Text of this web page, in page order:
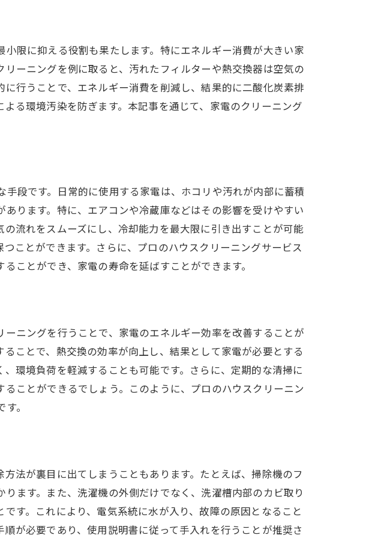
とは
夫
メリット
らす変化
イント
手法
グテクニック
扱い
限に抑える役割も果たします。特にエネルギー消費が大きい家
ーニングを例に取ると、汚れたフィルターや熱交換器は空気の
行うことで、エネルギー消費を削減し、結果的に二酸化炭素排
る環境汚染を防ぎます。本記事を通じて、家電のクリーニング
段です。日常的に使用する家電は、ホコリや汚れが内部に蓄積
ります。特に、エアコンや冷蔵庫などはその影響を受けやすい
流れをスムーズにし、冷却能力を最大限に引き出すことが可能
ことができます。さらに、プロのハウスクリーニングサービス
ことができ、家電の寿命を延ばすことができます。
ニングを行うことで、家電のエネルギー効率を改善することが
ことで、熱交換の効率が向上し、結果として家電が必要とする
環境負荷を軽減することも可能です。さらに、定期的な清掃に
ことができるでしょう。このように、プロのハウスクリーニン
。
法が裏目に出てしまうこともあります。たとえば、掃除機のフ
ます。また、洗濯機の外側だけでなく、洗濯槽内部のカビ取り
す。これにより、電気系統に水が入り、故障の原因となること
が必要であり、使用説明書に従って手入れを行うことが推奨さ